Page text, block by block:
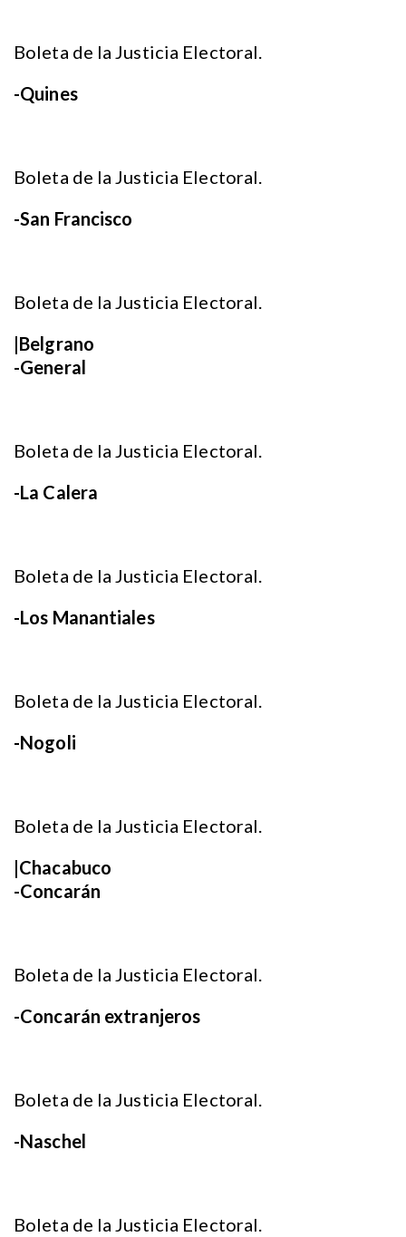
Boleta de la Justicia Electoral.
-Quines
Boleta de la Justicia Electoral.
-San Francisco
Boleta de la Justicia Electoral.
|Belgrano
-General
Boleta de la Justicia Electoral.
-La Calera
Boleta de la Justicia Electoral.
-Los Manantiales
Boleta de la Justicia Electoral.
-Nogoli
Boleta de la Justicia Electoral.
|Chacabuco
-Concarán
Boleta de la Justicia Electoral.
-Concarán extranjeros
Boleta de la Justicia Electoral.
-Naschel
Boleta de la Justicia Electoral.